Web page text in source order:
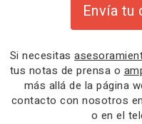
Envía tu
Si necesitas
tus notas de prensa o
más allá de la página
contacto con nosotros en
o en el